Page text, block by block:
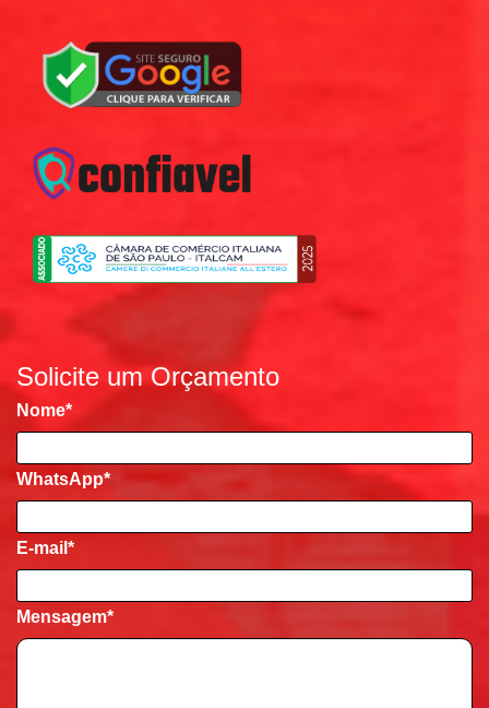
Solicite um Orçamento
Nome*
WhatsApp*
E-mail *
Mensagem*